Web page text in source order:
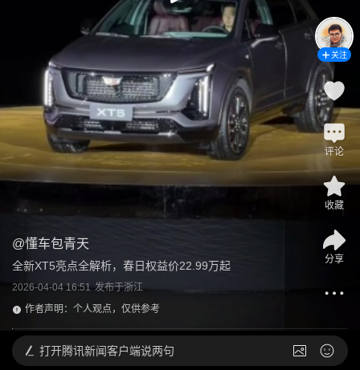
@懂车包青天
全新XT5亮点全解析，春日权益价22.99万起
2026-04-04 16:51 发布于浙江
作者声明：个人观点，仅供参考
关注
评论
收藏
分享
打开腾讯新闻客户端说两句